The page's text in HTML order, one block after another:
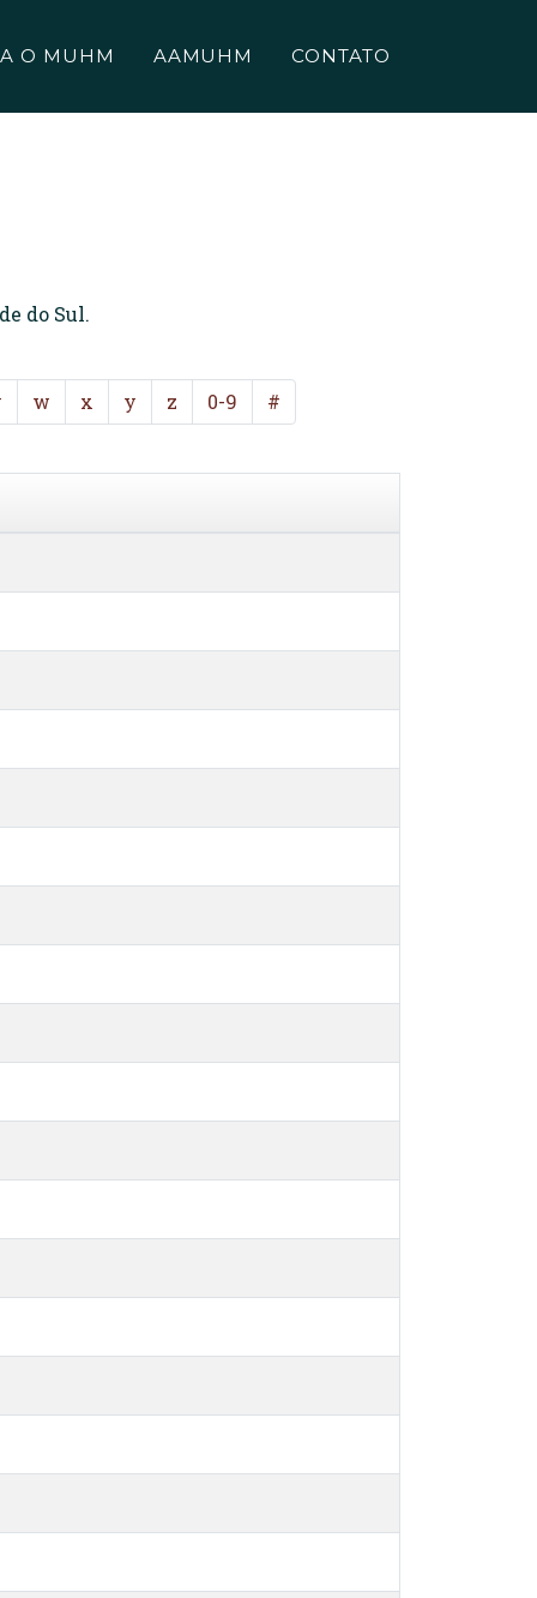
O MUHM AAMUHM CONTATO
do Sul.
w x y z 0-9 #